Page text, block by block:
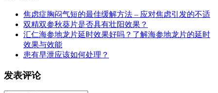
焦虑症胸闷气短的最佳缓解方法 – 应对焦虑引发的不适
双精双参秋葵片是否具有壮阳效果？
汇仁海参地龙片延时效果好吗？了解海参地龙片的延时
效果与效能
患有早泄应该如何处理？
发表评论